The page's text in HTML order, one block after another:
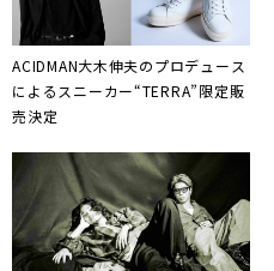
ACIDMAN大木伸夫のプロデュース
によるスニーカー“TERRA”限定販
売決定